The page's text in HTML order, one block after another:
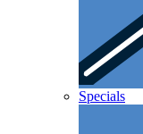
Specials